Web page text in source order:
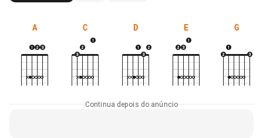
A C D E G
Continua depois do anúncio